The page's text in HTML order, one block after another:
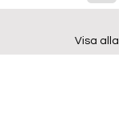
Visa alla